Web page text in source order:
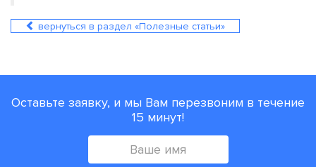
вернуться в раздел «Полезные статьи»
Оставьте заявку, и мы Вам перезвоним в течение
15 минут!